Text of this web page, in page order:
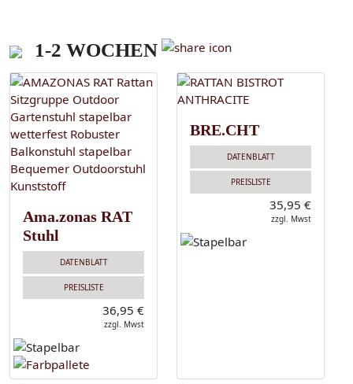
1-2 WOCHEN
Ama.zonas RAT
Stuhl
DATENBLATT
PREISLISTE
36,95 €
zzgl. Mwst
BRE.CHT
DATENBLATT
PREISLISTE
35,95 €
zzgl. Mwst